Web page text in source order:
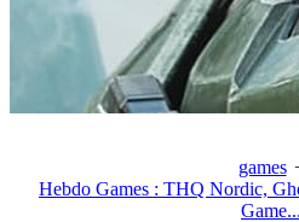
games
Hebdo Games : THQ Nordic,
Game...